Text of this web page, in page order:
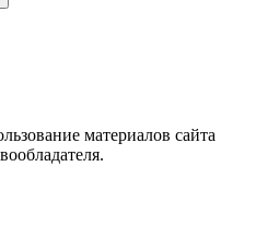
материалов сайта